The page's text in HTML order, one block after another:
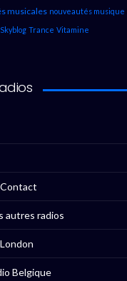
musicales nouveautés musique
Skyblog Trance Vitamine
autres radios
Belgique